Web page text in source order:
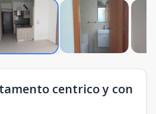
centrico y con